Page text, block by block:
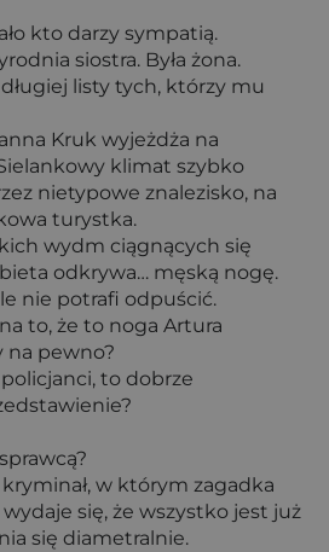
kto darzy sympatią.
siostra. Była żona.
listy tych, którzy mu
Kruk wyjeżdża na
klimat szybko
nietypowe znalezisko, na
turystka.
wydm ciągnących się
odkrywa… męską nogę.
nie potrafi odpuścić.
to, że to noga Artura
na pewno?
to dobrze
kryminał, w którym zagadka
się, że wszystko jest już
się diametralnie.